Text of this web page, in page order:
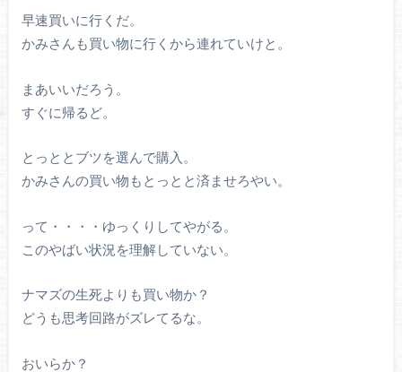
早速買いに行くだ。
かみさんも買い物に行くから連れていけと。
まあいいだろう。
すぐに帰るど。
とっととブツを選んで購入。
かみさんの買い物もとっとと済ませろやい。
って・・・・ゆっくりしてやがる。
このやばい状況を理解していない。
ナマズの生死よりも買い物か？
どうも思考回路がズレてるな。
おいらか？